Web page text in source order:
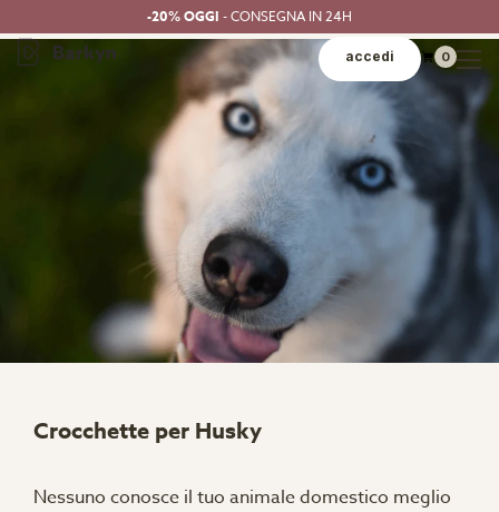
-20% OGGI - CONSEGNA IN 24H
accedi 0
Crocchette per Husky
Nessuno conosce il tuo animale domestico meglio